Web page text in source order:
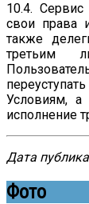
10.4.
свои права
также
третьим
Условиям, а
исполнение
Дата
Фото